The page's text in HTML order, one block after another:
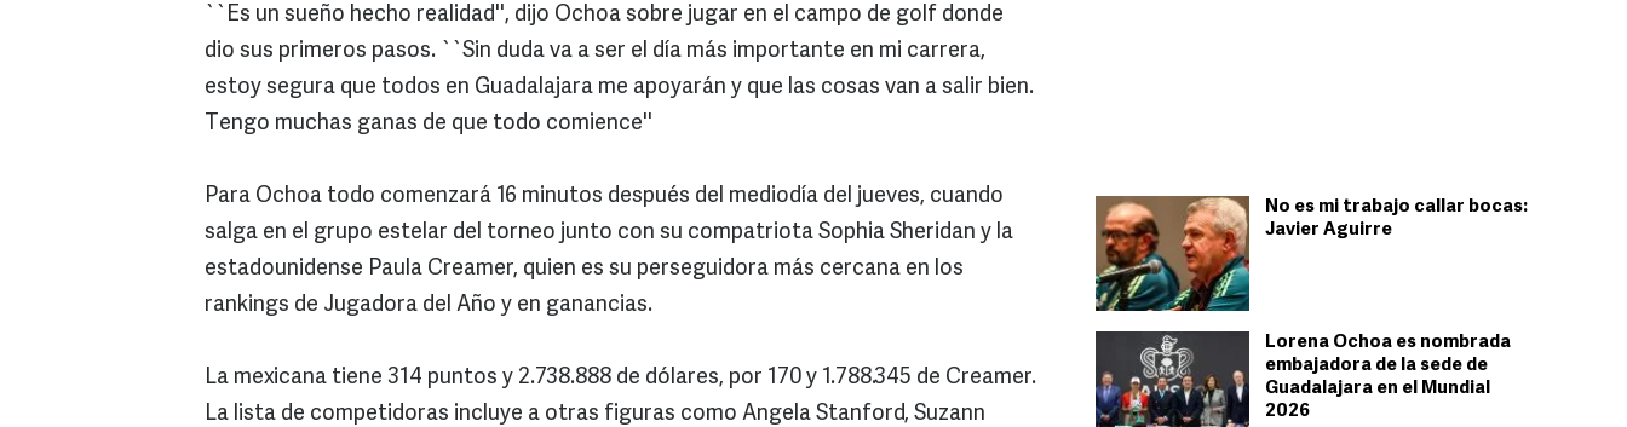
No es mi trabajo callar bocas:
Javier Aguirre
Lorena Ochoa es nombrada
embajadora de la sede de
Guadalajara en el Mundial
2026
``Es un sueño hecho realidad'', dijo Ochoa sobre jugar en el campo de golf donde
dio sus primeros pasos. ``Sin duda va a ser el día más importante en mi carrera,
estoy segura que todos en Guadalajara me apoyarán y que las cosas van a salir bien.
Tengo muchas ganas de que todo comience''
Para Ochoa todo comenzará 16 minutos después del mediodía del jueves, cuando
salga en el grupo estelar del torneo junto con su compatriota Sophia Sheridan y la
estadounidense Paula Creamer, quien es su perseguidora más cercana en los
rankings de Jugadora del Año y en ganancias.
La mexicana tiene 314 puntos y 2.738.888 de dólares, por 170 y 1.788.345 de Creamer.
La lista de competidoras incluye a otras figuras como Angela Stanford, Suzann